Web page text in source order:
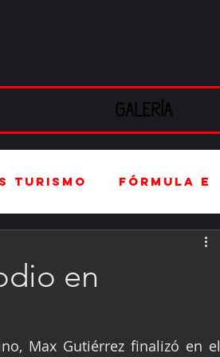
GALERÍA
Turismo Fórmula E
en
Max Gutiérrez finalizó en el